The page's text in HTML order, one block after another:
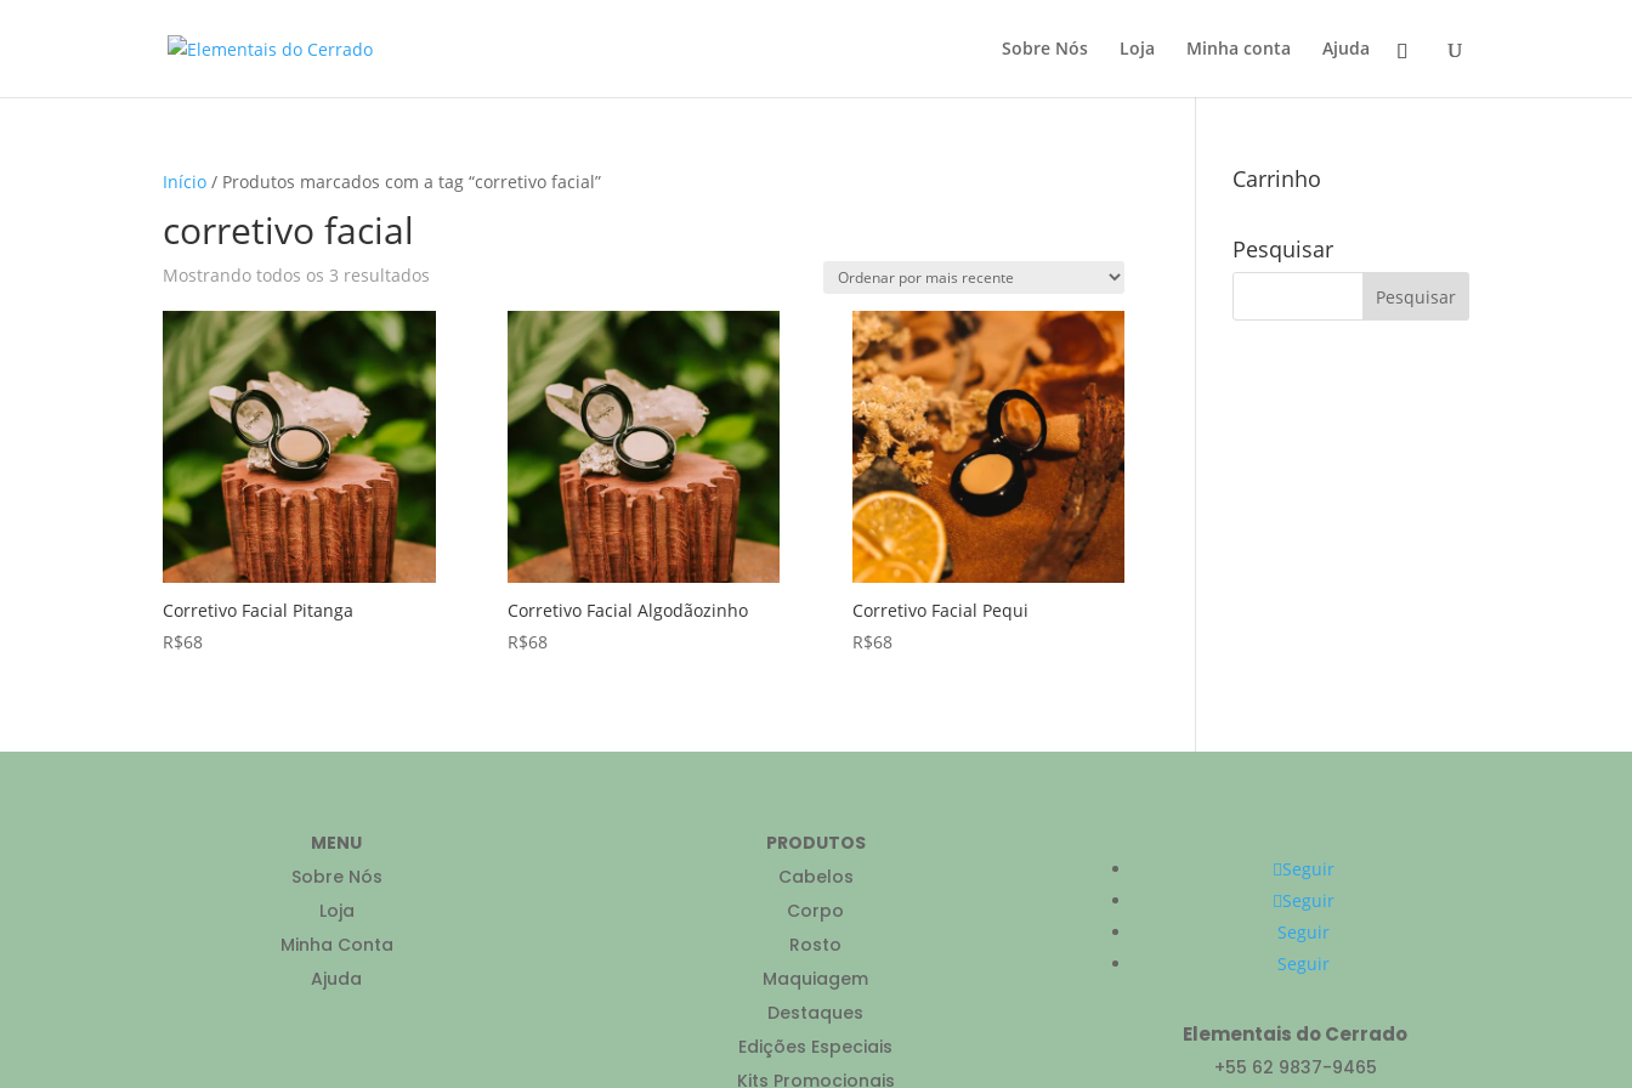
Sobre Nós Loja Minha conta Ajuda
Início / Produtos marcados com a tag “corretivo facial”
corretivo facial
Mostrando todos os 3 resultados
recente
Corretivo Facial Pitanga
R$68
Corretivo Facial Algodãozinho
R$68
Corretivo Facial Pequi
R$68
Carrinho
Pesquisar
MENU
Sobre Nós
Loja
Minha Conta
Ajuda
PRODUTOS
Cabelos
Corpo
Rosto
Maquiagem
Destaques
Edições Especiais
Kits Promocionais
Seguir
Seguir
Seguir
Seguir
Elementais do Cerrado
+55 62 9837-9465